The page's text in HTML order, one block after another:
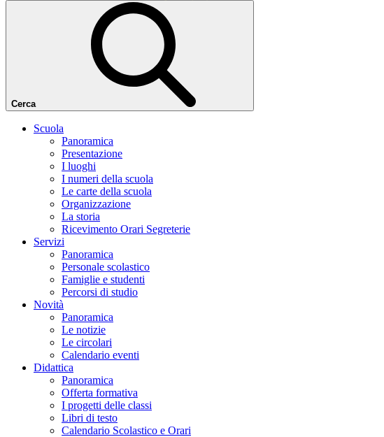
Cerca
Scuola
Panoramica
Presentazione
I luoghi
I numeri della scuola
Le carte della scuola
Organizzazione
La storia
Ricevimento Orari Segreterie
Servizi
Panoramica
Personale scolastico
Famiglie e studenti
Percorsi di studio
Novità
Panoramica
Le notizie
Le circolari
Calendario eventi
Didattica
Panoramica
Offerta formativa
I progetti delle classi
Libri di testo
Calendario Scolastico e Orari